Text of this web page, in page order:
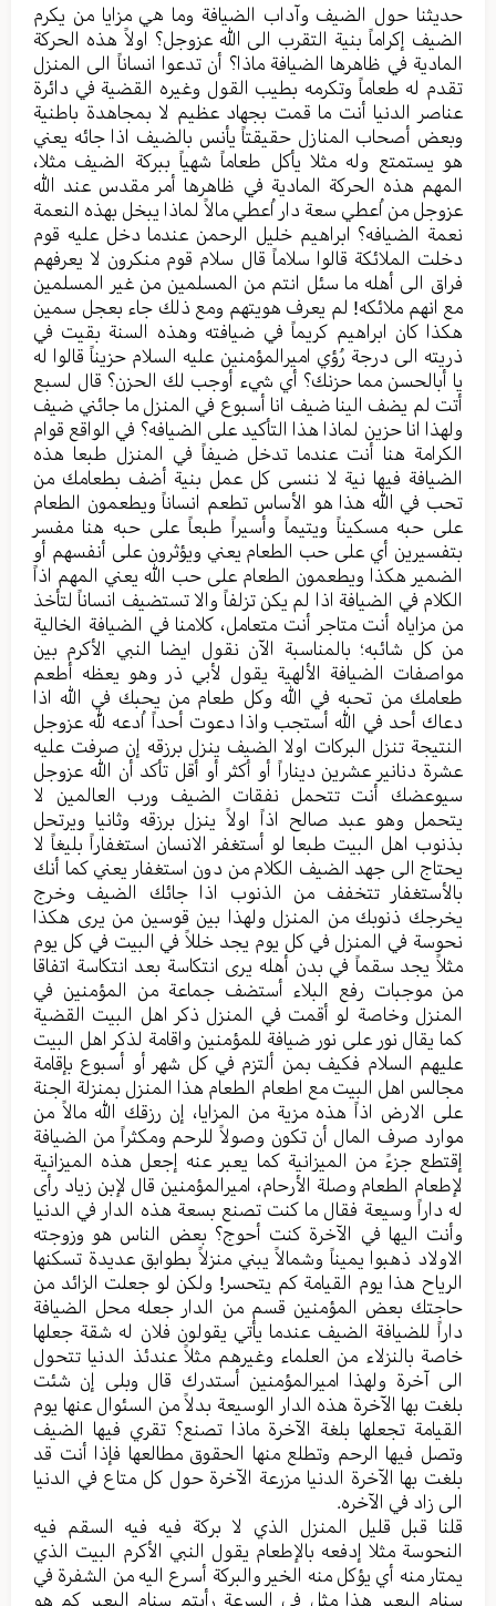
حدیثنا حول الضیف وآداب الضیافة وما هي مزایا من یکرم
الضیف إکراماً بنیة التقرب الی الله عزوجل؟ اولاً هذه الحرکة
المادیة في ظاهرها الضیافة ماذا؟ أن تدعوا انساناً الی المنزل
تقدم له طعاماً وتکرمه بطیب القول وغیره القضیة في دائرة
عناصر الدنیا أنت ما قمت بجهاد عظیم لا بمجاهدة باطنیة
وبعض أصحاب المنازل حقیقتاً یأنس بالضیف اذا جائه یعني
هو یستمتع وله مثلا یأکل طعاماً شهیاً ببرکة الضیف مثلا،
المهم هذه الحرکة المادیة في ظاهرها أمر مقدس عند الله
عزوجل من اُعطي سعة دار اُعطي مالاً لماذا یبخل بهذه النعمة
نعمة الضیافه؟ ابراهیم خلیل الرحمن عندما دخل علیه قوم
دخلت الملائکة قالوا سلاماً قال سلام قوم منکرون لا یعرفهم
فراق الی أهله ما سئل انتم من المسلمین من غیر المسلمین
مع انهم ملائکه! لم یعرف هویتهم ومع ذلك جاء بعجل سمین
هکذا کان ابراهیم کریماً في ضیافته وهذه السنة بقیت في
ذریته الی درجة رُؤي امیرالمؤمنین علیه السلام حزیناً قالوا له
یا أبالحسن مما حزنك؟ أي شيء أوجب لك الحزن؟ قال لسبع
أتت لم یضف الینا ضیف انا أسبوع في المنزل ما جائني ضیف
ولهذا انا حزین لماذا هذا التأكيد علی الضیافه؟ في الواقع قوام
الکرامة هنا أنت عندما تدخل ضیفاً في المنزل طبعا هذه
الضیافة فیها نیة لا ننسی کل عمل بنیة أضف بطعامك من
تحب في الله هذا هو الأساس تطعم انساناً ویطعمون الطعام
علی حبه مسکیناً ویتیماً وأسیراً طبعاً علی حبه هنا مفسر
بتفسیرین أي علی حب الطعام یعني ویؤثرون علی أنفسهم أو
الضمیر هکذا ویطعمون الطعام علی حب الله یعني المهم اذاً
الکلام في الضیافة اذا لم یکن تزلفاً والا تستضیف انساناً لتأخذ
من مزایاه أنت متاجر أنت متعامل، کلامنا في الضیافة الخالیة
من کل شائبه؛ بالمناسبة الآن نقول ایضا النبي الأکرم بین
مواصفات الضیافة الألهیة یقول لأبي ذر وهو یعظه أطعم
طعامك من تحبه في الله وکل طعام من یحبك في الله اذا
دعاك أحد في الله أستجب واذا دعوت أحداً اُدعه لله عزوجل
النتیجة تنزل البرکات اولا الضیف ینزل برزقه إن صرفت علیه
عشرة دنانیر عشرین دیناراً أو أکثر أو أقل تأکد أن الله عزوجل
سیوعضك أنت تتحمل نفقات الضیف ورب العالمین لا
یتحمل وهو عبد صالح اذاً اولاً ینزل برزقه وثانیا ویرتحل
بذنوب اهل البیت طبعا لو أستغفر الانسان استغفاراً بلیغاً لا
یحتاج الی جهد الضیف الکلام من دون استغفار یعني کما أنك
بالأستغفار تتخفف من الذنوب اذا جائك الضیف وخرج
یخرجك ذنوبك من المنزل ولهذا بین قوسین من یری هکذا
نحوسة في المنزل في کل یوم یجد خللاً في البیت في کل یوم
مثلاً یجد سقماً في بدن أهله یری انتکاسة بعد انتکاسة اتفاقا
من موجبات رفع البلاء أستضف جماعة من المؤمنین في
المنزل وخاصة لو أقمت في المنزل ذکر اهل البیت القضیة
کما یقال نور علی نور ضیافة للمؤمنین واقامة لذکر اهل البیت
علیهم السلام فکیف بمن ألتزم في کل شهر أو أسبوع بإقامة
مجالس اهل البیت مع اطعام الطعام هذا المنزل بمنزلة الجنة
علی الارض اذاً هذه مزیة من المزایا، إن رزقك الله مالاً من
موارد صرف المال أن تکون وصولاً للرحم ومکثراً من الضیافة
إقتطع جزءً من المیزانیة کما یعبر عنه إجعل هذه المیزانیة
لإطعام الطعام وصلة الأرحام، امیرالمؤمنین قال لإبن زیاد رأى
له داراً وسیعة فقال ما کنت تصنع بسعة هذه الدار في الدنیا
وأنت الیها في الآخرة کنت أحوج؟ بعض الناس هو وزوجته
الاولاد ذهبوا یمیناً وشمالاً یبني منزلاً بطوابق عدیدة تسکنها
الریاح هذا یوم القیامة کم یتحسر! ولکن لو جعلت الزائد من
حاجتك بعض المؤمنین قسم من الدار جعله محل الضیافة
داراً للضیافة الضيف عندما یأتي یقولون فلان له شقة جعلها
خاصة بالنزلاء من العلماء وغیرهم مثلاً عندئذ الدنیا تتحول
الی آخرة ولهذا امیرالمؤمنین أستدرك قال وبلی إن شئت
بلغت بها الآخرة هذه الدار الوسیعة بدلاً من السئوال عنها یوم
القیامة تجعلها بلغة الآخرة ماذا تصنع؟ تقري فیها الضیف
وتصل فیها الرحم وتطلع منها الحقوق مطالعها فإذا أنت قد
بلغت بها الآخرة الدنیا مزرعة الآخرة حول کل متاع في الدنیا
الی زاد في الآخره.
قلنا قبل قلیل المنزل الذي لا برکة فیه فیه السقم فیه
النحوسة مثلا إدفعه بالإطعام یقول النبي الأکرم البیت الذي
یمتار منه أي يؤكل منه الخیر والبرکة أسرع الیه من الشفرة في
سنام البعیر هذا مثل في السرعة رأيتم سنام البعیر کم هو